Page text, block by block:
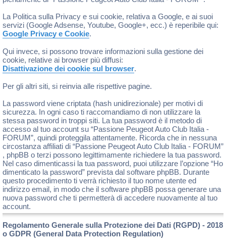
La Politica sulla Privacy e sui cookie, relativa a Google, e ai suoi
servizi (Google Adsense, Youtube, Google+, ecc.) è reperibile qui:
Google Privacy e Cookie.
Qui invece, si possono trovare informazioni sulla gestione dei
cookie, relative ai browser più diffusi:
Disattivazione dei cookie sul browser.
Per gli altri siti, si reinvia alle rispettive pagine.
La password viene criptata (hash unidirezionale) per motivi di
sicurezza. In ogni caso ti raccomandiamo di non utilizzare la
stessa password in troppi siti. La tua password è il metodo di
accesso al tuo account su “Passione Peugeot Auto Club Italia -
FORUM”, quindi proteggila attentamente. Ricorda che in nessuna
circostanza affiliati di “Passione Peugeot Auto Club Italia - FORUM”
, phpBB o terzi possono legittimamente richiedere la tua password.
Nel caso dimenticassi la tua password, puoi utilizzare l’opzione “Ho
dimenticato la password” prevista dal software phpBB. Durante
questo procedimento ti verrà richiesto il tuo nome utente ed
indirizzo email, in modo che il software phpBB possa generare una
nuova password che ti permetterà di accedere nuovamente al tuo
account.
Regolamento Generale sulla Protezione dei Dati (RGPD) - 2018
o GDPR (General Data Protection Regulation)